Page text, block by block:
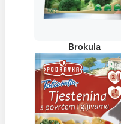
Brokula